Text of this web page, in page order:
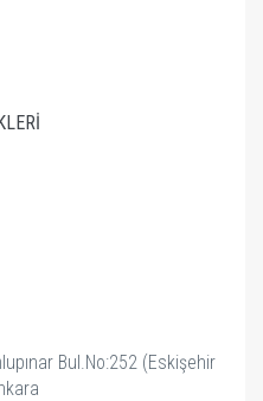
Bul.No:252 (Eskişehir